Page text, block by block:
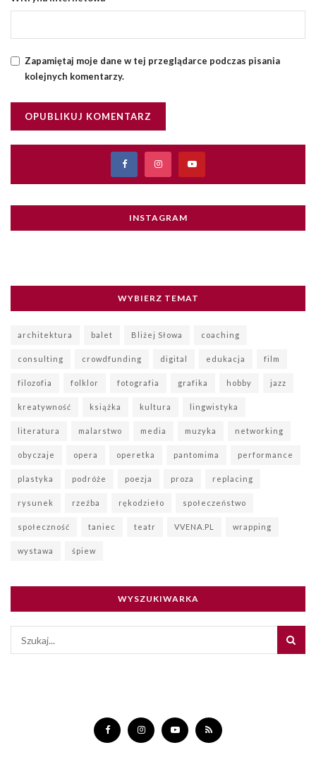
Zapamiętaj moje dane w tej przeglądarce podczas pisania
kolejnych komentarzy.
INSTAGRAM
WYBIERZ TEMAT
architektura balet Bliżej Słowa coaching
consulting crowdfunding digital edukacja film
filozofia folklor fotografia grafika hobby jazz
kreatywność książka kultura lingwistyka
literatura malarstwo media muzyka networking
obyczaje opera operetka pantomima performance
plastyka podróże poezja proza replacing
rysunek rzeźba rękodzieło społeczeństwo
społeczność taniec teatr VVENA.PL wrapping
wystawa śpiew
WYSZUKIWARKA